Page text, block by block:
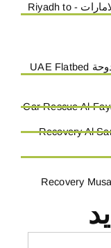
سطحة الرياض الى الامارات - Riyadh to
سطحة الامارات الى الدوحة UAE Flatbed